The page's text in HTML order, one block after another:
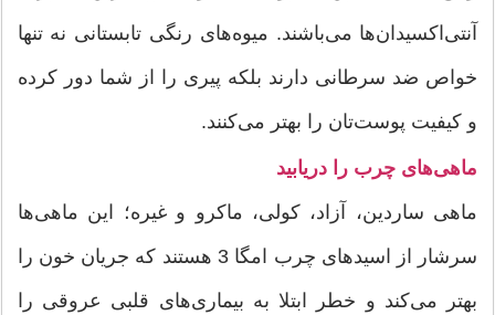
آنتی‌اکسیدان‌ها می‌باشند. میوه‌های رنگی تابستانی نه تنها
خواص ضد سرطانی دارند بلکه پیری را از شما دور کرده
و کیفیت پوست‌تان را بهتر می‌کنند.
ماهی‌های چرب را دریابید
ماهی ساردین، آزاد، کولی، ماکرو و غیره؛ این ماهی‌ها
سرشار از اسیدهای چرب امگا 3 هستند که جریان خون را
بهتر می‌کند و خطر ابتلا به بیماری‌های قلبی عروقی را